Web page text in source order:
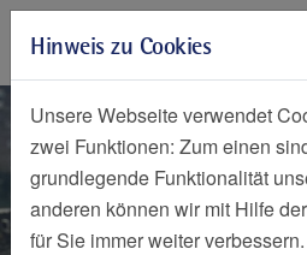
Zur Hauptnavigation springen
Zum Seiteninhalt springen
Zum Seitenende springen
NachrichtenNachricht
Hinweis zu Cookies
Unsere Webseite verwendet
zwei Funktionen: Zum einen
grundlegende Funktionalität
anderen können wir mit Hilfe
für Sie immer weiter